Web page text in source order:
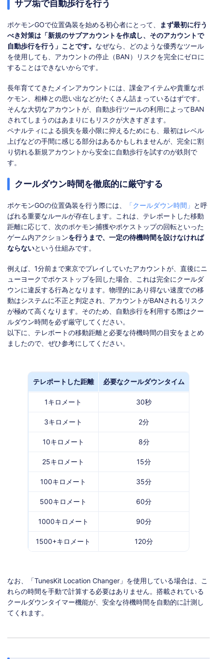
サブ垢で自動歩行を行う
ポケモンGOで位置偽装を始める初心者にとって、
まず最初に行う
べき対策は「新規のサブアカウントを作成し、そのアカウントで
自動歩行を行う」ことです。 なぜなら、どのような優秀なツール
を使用しても、アカウントの停止（BAN）リスクを完全にゼロに
することはできないからです。
長年育ててきたメインアカウントには、課金アイテムや貴重なポ
ケモン、相棒との思い出などがたくさん詰まっているはずです。
そんな大切なアカウントが、自動歩行ツールの利用によってBAN
されてしまうのはあまりにもリスクが大きすぎます。
ペナルティによる損失を最小限に抑えるためにも、最初はレベル
上げなどの手間に感じる部分はあるかもしれませんが、完全に割
り切れる新規アカウントから安全に自動歩行を試すのが鉄則で
す。
クールダウン時間を徹底的に厳守する
ポケモンGOの位置偽装を行う際には、 「クールダウン時間」 と呼
ばれる重要なルールが存在します。これは、テレポートした移動
距離に応じて、次のポケモン捕獲やポケストップの回転といった
ゲーム内アクションを行うまで、一定の待機時間を設けなければ
ならないという仕組みです。
例えば、1分前まで東京でプレイしていたアカウントが、直後にニ
ューヨークでポケストップを回した場合、これは完全にクールダ
ウンに違反する行為となります。物理的にあり得ない速度での移
動はシステムに不正と判定され、アカウントがBANされるリスク
が極めて高くなります。そのため、自動歩行を利用する際はクー
ルダウン時間を必ず厳守してください。
以下に、テレポートの移動距離と必要な待機時間の目安をまとめ
ましたので、ぜひ参考にしてください。
テレポートした距離 必要なクールダウンタイム
1キロメート 30秒
3キロメート 2分
10キロメート 8分
25キロメート 15分
100キロメート 35分
500キロメート 60分
1000キロメート 90分
1500+キロメート 120分
なお、「TunesKit Location Changer」を使用している場合は、こ
れらの時間を手動で計算する必要はありません。搭載されている
クールダウンタイマー機能が、安全な待機時間を自動的に計測し
てくれます。